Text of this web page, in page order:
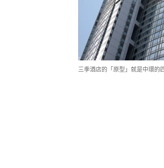
三季酒店的「原型」就是中環的